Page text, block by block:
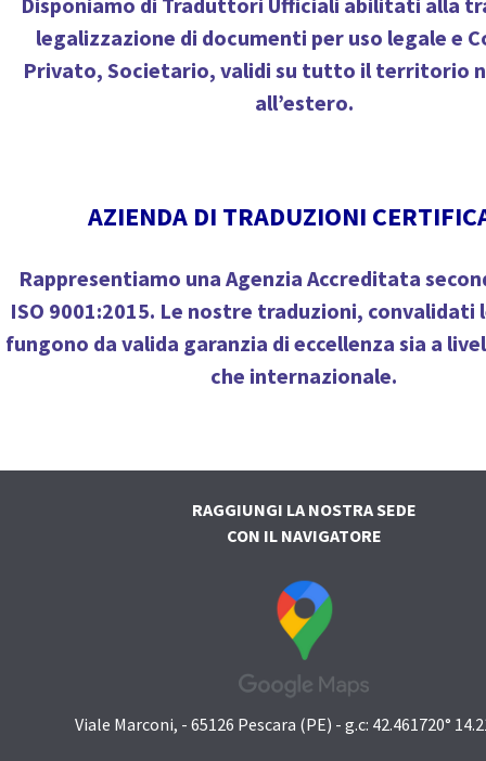
legalizzazione di documenti per uso legale e
Privato, Societario, validi su tutto il territorio
all’estero.
AZIENDA DI TRADUZIONI
Rappresentiamo una Agenzia Accreditata
ISO 9001:2015. Le nostre traduzioni, convalidati
fungono da valida garanzia di eccellenza sia a
che internazionale.
RAGGIUNGI LA NOSTRA SEDE
CON IL NAVIGATORE
Viale Marconi, - 65126 Pescara (PE) - g.c: 42.461720°